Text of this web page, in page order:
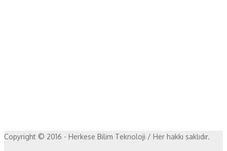
Copyright © 2016 - Herkese Bilim Teknoloji / Her hakkı saklıdır.